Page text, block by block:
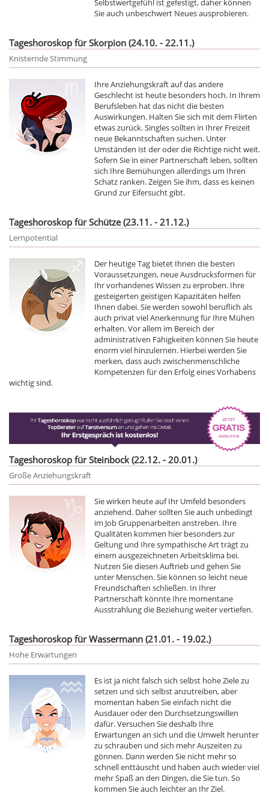
Selbstwertgefühl ist gefestigt, daher können
Sie auch unbeschwert Neues ausprobieren.
Tageshoroskop für Skorpion (24.10. - 22.11.)
Knisternde Stimmung
Ihre Anziehungskraft auf das andere
Geschlecht ist heute besonders hoch. In Ihrem
Berufsleben hat das nicht die besten
Auswirkungen. Halten Sie sich mit dem Flirten
etwas zurück. Singles sollten in Ihrer Freizeit
neue Bekanntschaften suchen. Unter
Umständen ist der oder die Richtige nicht weit.
Sofern Sie in einer Partnerschaft leben, sollten
sich Ihre Bemühungen allerdings um Ihren
Schatz ranken. Zeigen Sie ihm, dass es keinen
Grund zur Eifersucht gibt.
Tageshoroskop für Schütze (23.11. - 21.12.)
Lernpotential
Der heutige Tag bietet Ihnen die besten
Voraussetzungen, neue Ausdrucksformen für
Ihr vorhandenes Wissen zu erproben. Ihre
gesteigerten geistigen Kapazitäten helfen
Ihnen dabei. Sie werden sowohl beruflich als
auch privat viel Anerkennung für Ihre Mühen
erhalten. Vor allem im Bereich der
administrativen Fähigkeiten können Sie heute
enorm viel hinzulernen. Hierbei werden Sie
merken, dass auch zwischenmenschliche
Kompetenzen für den Erfolg eines Vorhabens
wichtig sind.
Tageshoroskop für Steinbock (22.12. - 20.01.)
Große Anziehungskraft
Sie wirken heute auf Ihr Umfeld besonders
anziehend. Daher sollten Sie auch unbedingt
im Job Gruppenarbeiten anstreben. Ihre
Qualitäten kommen hier besonders zur
Geltung und Ihre sympathische Art trägt zu
einem ausgezeichneten Arbeitsklima bei.
Nutzen Sie diesen Auftrieb und gehen Sie
unter Menschen. Sie können so leicht neue
Freundschaften schließen. In Ihrer
Partnerschaft könnte Ihre momentane
Ausstrahlung die Beziehung weiter vertiefen.
Tageshoroskop für Wassermann (21.01. - 19.02.)
Hohe Erwartungen
Es ist ja nicht falsch sich selbst hohe Ziele zu
setzen und sich selbst anzutreiben, aber
momentan haben Sie einfach nicht die
Ausdauer oder den Durchsetzungswillen
dafür. Versuchen Sie deshalb Ihre
Erwartungen an sich und die Umwelt herunter
zu schrauben und sich mehr Auszeiten zu
gönnen. Dann werden Sie nicht mehr so
schnell enttäuscht und haben auch wieder viel
mehr Spaß an den Dingen, die Sie tun. So
kommen Sie auch leichter an Ihr Ziel.